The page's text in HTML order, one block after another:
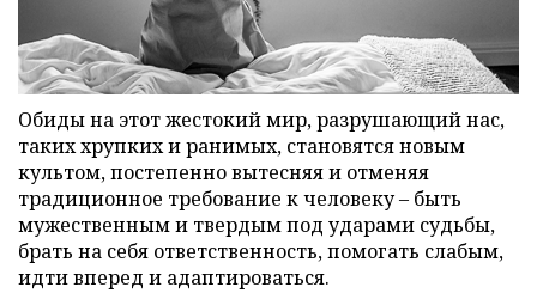
Обиды на этот жестокий мир, разрушающий нас,
таких хрупких и ранимых, становятся новым
культом, постепенно вытесняя и отменяя
традиционное требование к человеку – быть
мужественным и твердым под ударами судьбы,
брать на себя ответственность, помогать слабым,
идти вперед и адаптироваться.